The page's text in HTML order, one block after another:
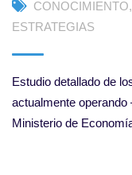
CONOCIMIENTO,
ESTRATEGIAS
Estudio detallado de
actualmente operando
Ministerio de